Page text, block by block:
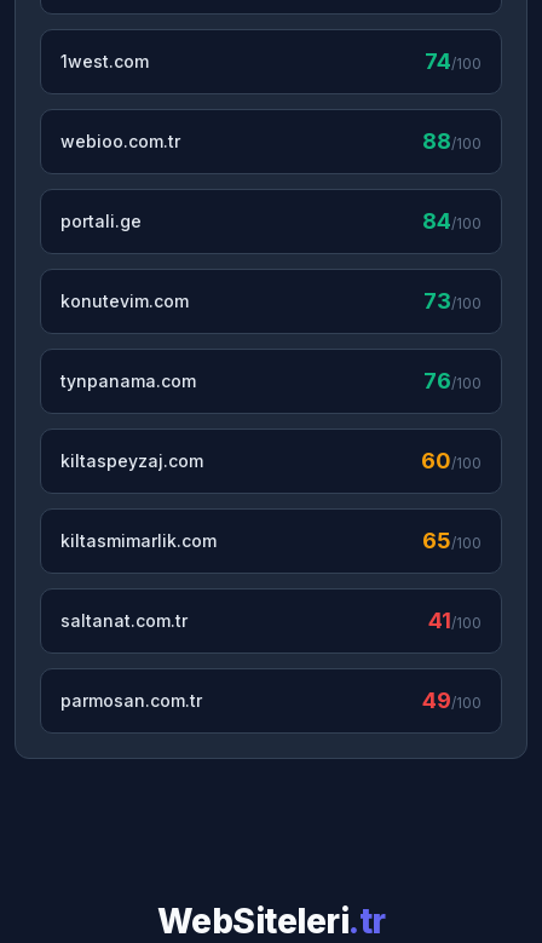
1west.com 74/100
webioo.com.tr 88/100
portali.ge 84/100
konutevim.com 73/100
tynpanama.com 76/100
kiltaspeyzaj.com 60/100
kiltasmimarlik.com 65/100
saltanat.com.tr 41/100
parmosan.com.tr 49/100
WebSiteleri.tr